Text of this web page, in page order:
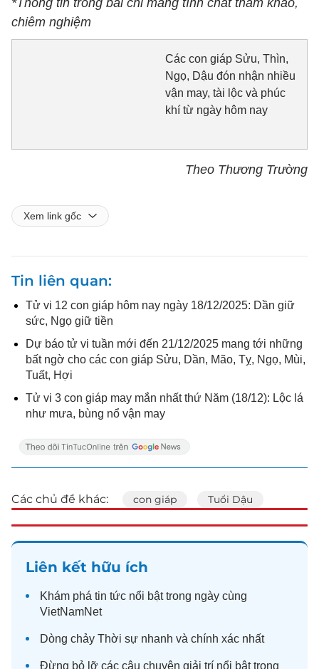
*Thông tin trong bài chỉ mang tính chất tham khảo,
chiêm nghiệm
Các con giáp Sửu, Thìn,
Ngọ, Dậu đón nhận nhiều
vận may, tài lộc và phúc
khí từ ngày hôm nay
Theo Thương Trường
Xem link gốc
Tin liên quan
Tử vi 12 con giáp hôm nay ngày 18/12/2025: Dần giữ
sức, Ngọ giữ tiền
Dự báo tử vi tuần mới đến 21/12/2025 mang tới những
bất ngờ cho các con giáp Sửu, Dần, Mão, Tỵ, Ngọ, Mùi,
Tuất, Hợi
Tử vi 3 con giáp may mắn nhất thứ Năm (18/12): Lộc lá
như mưa, bùng nổ vận may
Các chủ đề khác: con giáp Tuổi Dậu
Liên kết hữu ích
Khám phá tin tức nổi bật trong ngày cùng
VietNamNet
Dòng chảy Thời sự nhanh và chính xác nhất
Đừng bỏ lỡ các câu chuyện giải trí nổi bật trong